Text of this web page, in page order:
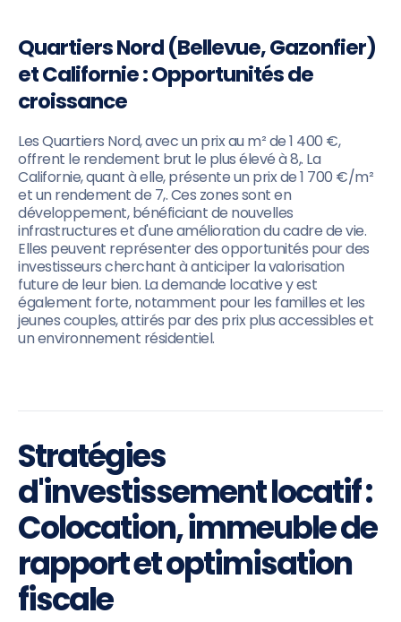
Quartiers Nord (Bellevue, Gazonfier)
et Californie : Opportunités de
croissance
Les Quartiers Nord, avec un prix au m² de 1 400 €,
offrent le rendement brut le plus élevé à 8,. La
Californie, quant à elle, présente un prix de 1 700 €/m²
et un rendement de 7,. Ces zones sont en
développement, bénéficiant de nouvelles
infrastructures et d'une amélioration du cadre de vie.
Elles peuvent représenter des opportunités pour des
investisseurs cherchant à anticiper la valorisation
future de leur bien. La demande locative y est
également forte, notamment pour les familles et les
jeunes couples, attirés par des prix plus accessibles et
un environnement résidentiel.
Stratégies
d'investissement locatif :
Colocation, immeuble de
rapport et optimisation
fiscale